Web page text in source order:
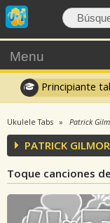
Menu
Principiante
Ukulele Tabs Patrick
PATRICK
Toque canciones